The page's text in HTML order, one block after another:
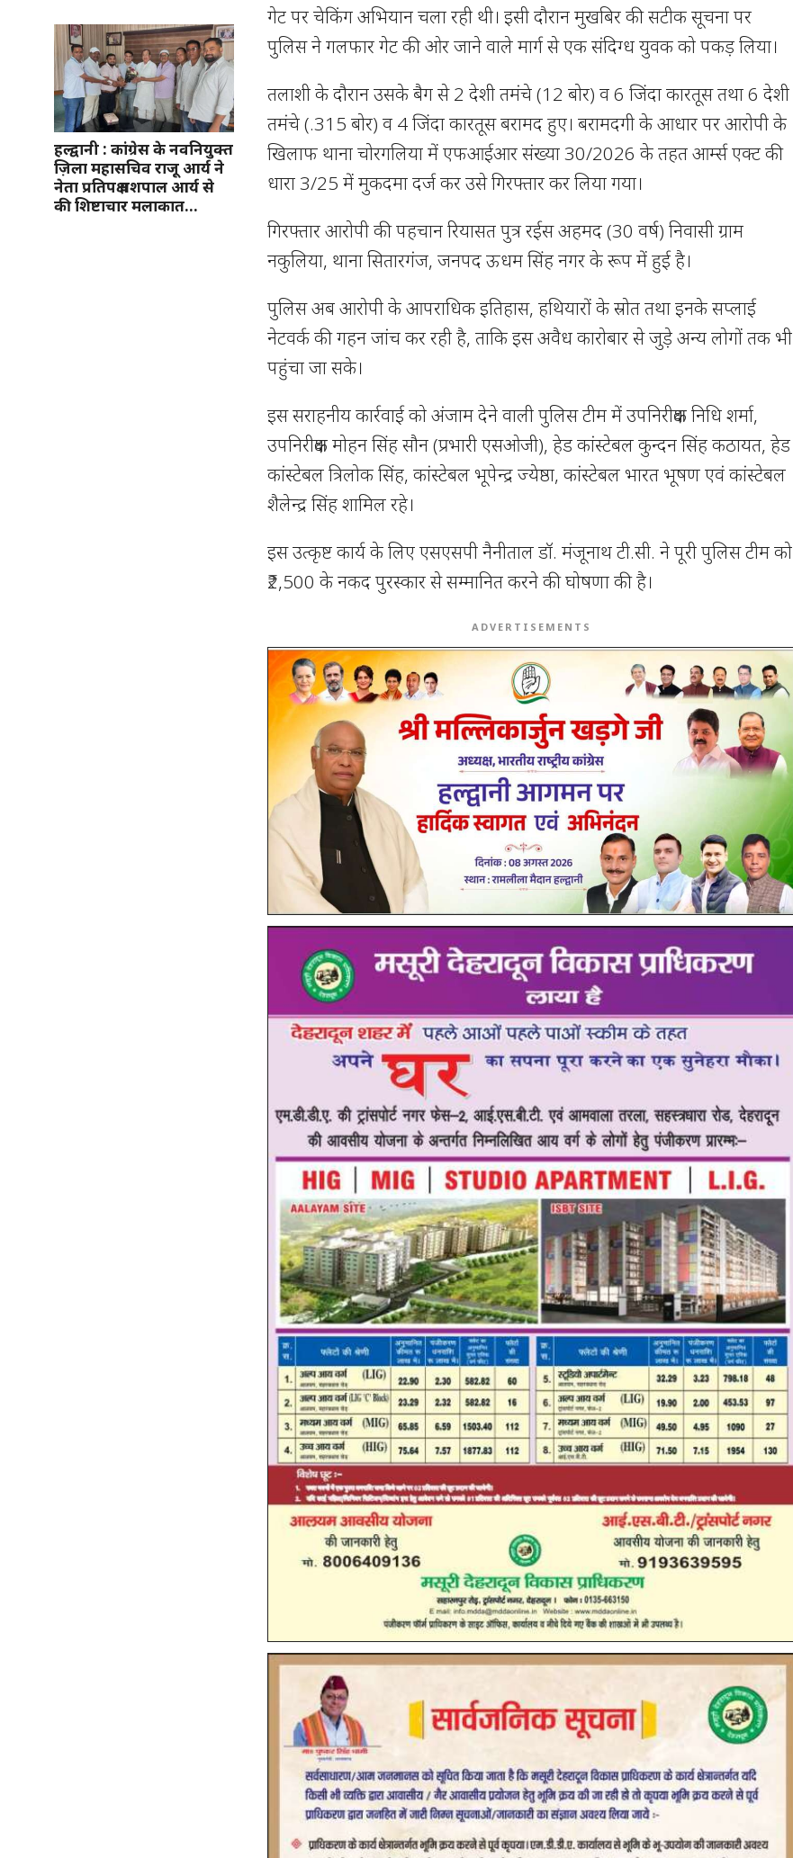
हल्द्वानी : कांग्रेस के नवनियुक्त
ज़िला महासचिव राजू आर्य ने
नेता प्रतिपक्ष यशपाल आर्य से
की शिष्टाचार मलाकात…
गेट पर चेकिंग अभियान चला रही थी। इसी दौरान मुखबिर की सटीक सूचना पर
पुलिस ने गलफार गेट की ओर जाने वाले मार्ग से एक संदिग्ध युवक को पकड़ लिया।
तलाशी के दौरान उसके बैग से 2 देशी तमंचे (12 बोर) व 6 जिंदा कारतूस तथा 6 देशी
तमंचे (.315 बोर) व 4 जिंदा कारतूस बरामद हुए। बरामदगी के आधार पर आरोपी के
खिलाफ थाना चोरगलिया में एफआईआर संख्या 30/2026 के तहत आर्म्स एक्ट की
धारा 3/25 में मुकदमा दर्ज कर उसे गिरफ्तार कर लिया गया।
गिरफ्तार आरोपी की पहचान रियासत पुत्र रईस अहमद (30 वर्ष) निवासी ग्राम
नकुलिया, थाना सितारगंज, जनपद ऊधम सिंह नगर के रूप में हुई है।
पुलिस अब आरोपी के आपराधिक इतिहास, हथियारों के स्रोत तथा इनके सप्लाई
नेटवर्क की गहन जांच कर रही है, ताकि इस अवैध कारोबार से जुड़े अन्य लोगों तक भी
पहुंचा जा सके।
इस सराहनीय कार्रवाई को अंजाम देने वाली पुलिस टीम में उपनिरीक्षक निधि शर्मा,
उपनिरीक्षक मोहन सिंह सौन (प्रभारी एसओजी), हेड कांस्टेबल कुन्दन सिंह कठायत, हेड
कांस्टेबल त्रिलोक सिंह, कांस्टेबल भूपेन्द्र ज्येष्ठा, कांस्टेबल भारत भूषण एवं कांस्टेबल
शैलेन्द्र सिंह शामिल रहे।
इस उत्कृष्ट कार्य के लिए एसएसपी नैनीताल डॉ. मंजूनाथ टी.सी. ने पूरी पुलिस टीम को
₹2,500 के नकद पुरस्कार से सम्मानित करने की घोषणा की है।
ADVERTISEMENTS